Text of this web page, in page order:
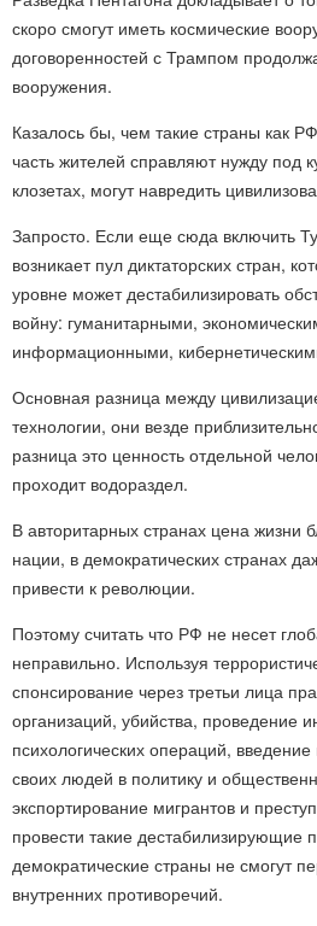
скоро смогут иметь космические
договоренностей с Трампом
вооружения.
Казалось бы, чем такие страны как
часть жителей справляют нужду под
клозетах, могут навредить
Запросто. Если еще сюда включить
возникает пул диктаторских стран,
уровне может дестабилизировать
войну: гуманитарными,
информационными,
Основная разница между
технологии, они везде
разница это ценность отдельной
проходит водораздел.
В авторитарных странах цена жизни
нации, в демократических странах
привести к революции.
Поэтому считать что РФ не несет
неправильно. Используя
спонсирование через третьи лица
организаций, убийства, проведение
психологических операций,
своих людей в политику и
экспортирование мигрантов и
провести такие дестабилизирующие
демократические страны не смогут
внутренних противоречий.